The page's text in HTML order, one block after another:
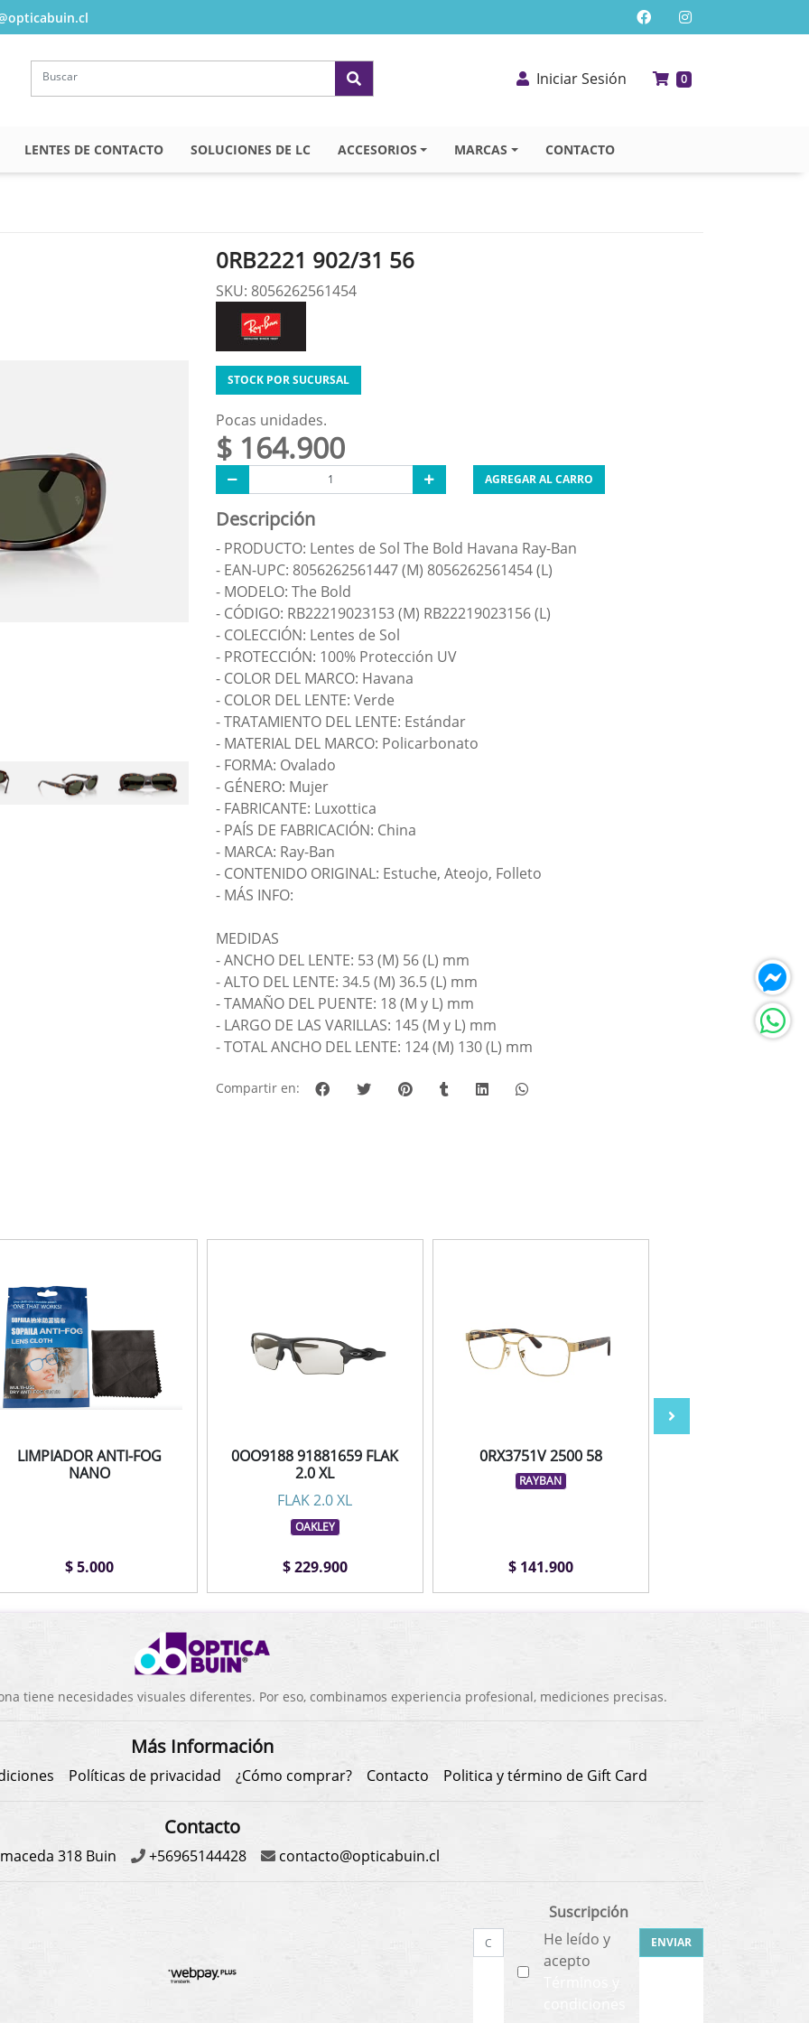
Iniciar Sesión 0
LENTES DE CONTACTO SOLUCIONES DE LC ACCESORIOS MARCAS CONTACTO
0RB2221 902/31 56
SKU: 8056262561454
STOCK POR SUCURSAL
Pocas unidades.
$ 164.900
AGREGAR AL CARRO
Descripción
- PRODUCTO: Lentes de Sol The Bold Havana Ray-Ban
- EAN-UPC: 8056262561447 (M) 8056262561454 (L)
- MODELO: The Bold
- CÓDIGO: RB22219023153 (M) RB22219023156 (L)
- COLECCIÓN: Lentes de Sol
- PROTECCIÓN: 100% Protección UV
- COLOR DEL MARCO: Havana
- COLOR DEL LENTE: Verde
- TRATAMIENTO DEL LENTE: Estándar
- MATERIAL DEL MARCO: Policarbonato
- FORMA: Ovalado
- GÉNERO: Mujer
- FABRICANTE: Luxottica
- PAÍS DE FABRICACIÓN: China
- MARCA: Ray-Ban
- CONTENIDO ORIGINAL: Estuche, Ateojo, Folleto
- MÁS INFO:
MEDIDAS
- ANCHO DEL LENTE: 53 (M) 56 (L) mm
- ALTO DEL LENTE: 34.5 (M) 36.5 (L) mm
- TAMAÑO DEL PUENTE: 18 (M y L) mm
- LARGO DE LAS VARILLAS: 145 (M y L) mm
- TOTAL ANCHO DEL LENTE: 124 (M) 130 (L) mm
Compartir en:
LIMPIADOR ANTI-FOG
NANO
$ 5.000
0OO9188 91881659 FLAK
2.0 XL
FLAK 2.0 XL
OAKLEY
$ 229.900
0RX3751V 2500 58
RAYBAN
$ 141.900
tiene necesidades visuales diferentes. Por eso, combinamos experiencia profesional, mediciones precisas.
Más Información
Políticas de privacidad ¿Cómo comprar? Contacto Politica y término de Gift Card
Contacto
318 Buin +56965144428 contacto@opticabuin.cl
Suscripción
He leído y
acepto
ENVIAR